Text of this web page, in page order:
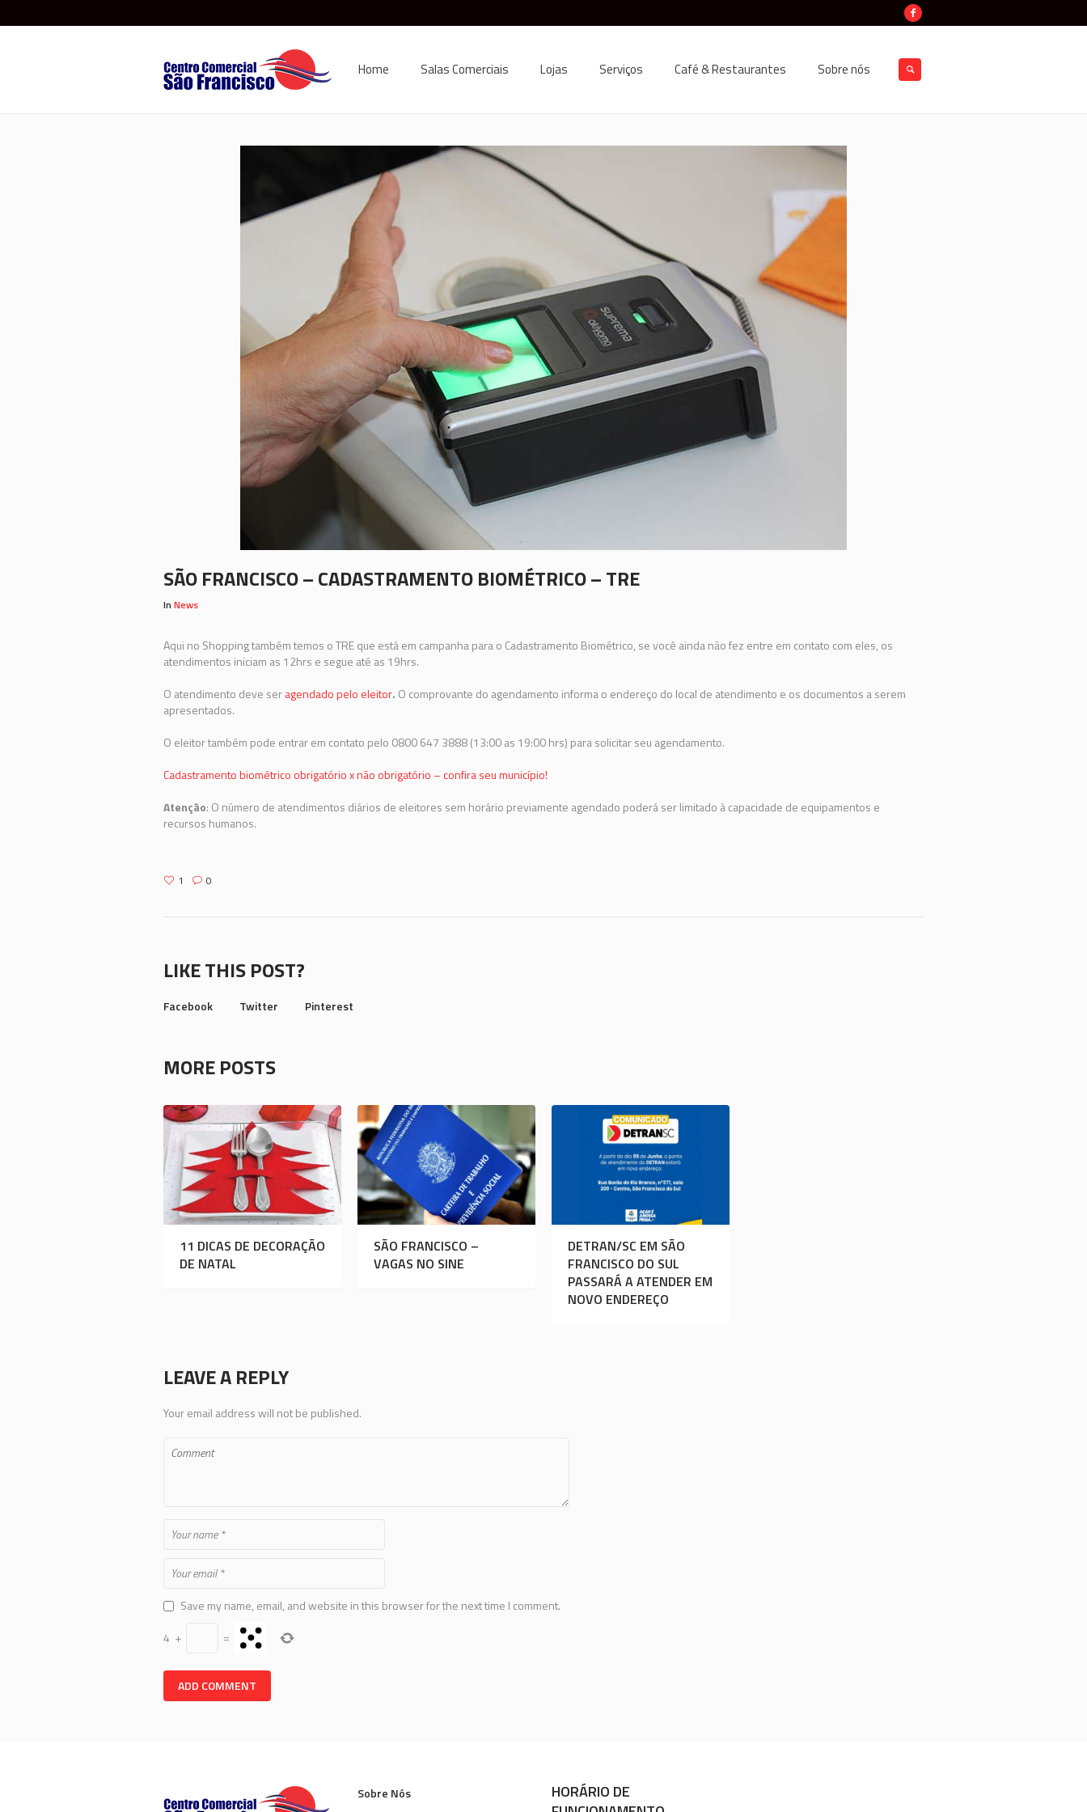
Home Salas Comerciais Lojas Serviços Café & Restaurantes Sobre nós
SÃO FRANCISCO – CADASTRAMENTO BIOMÉTRICO – TRE
In News
Aqui no Shopping também temos o TRE que está em campanha para o Cadastramento Biométrico, se você ainda não fez entre em contato com eles, os
atendimentos iniciam as 12hrs e segue até as 19hrs.
O atendimento deve seragendado pelo eleitor. O comprovante do agendamento informa o endereço do local de atendimento e os documentos a serem
apresentados.
O eleitor também pode entrar em contato pelo 0800 647 3888 (13:00 as 19:00 hrs) para solicitar seu agendamento.
Cadastramento biométrico obrigatório x não obrigatório – confira seu município!
Atenção: O número de atendimentos diários de eleitores sem horário previamente agendado poderá ser limitado à capacidade de equipamentos e
recursos humanos.
1 0
LIKE THIS POST?
Facebook Twitter Pinterest
MORE POSTS
11 DICAS DE DECORAÇÃO
DE NATAL
SÃO FRANCISCO –
VAGAS NO SINE
DETRAN/SC EM SÃO
FRANCISCO DO SUL
PASSARÁ A ATENDER EM
NOVO ENDEREÇO
LEAVE A REPLY
Your email address will not be published.
Save my name, email, and website in this browser for the next time I comment.
4 + =
Sobre Nós
HORÁRIO DE